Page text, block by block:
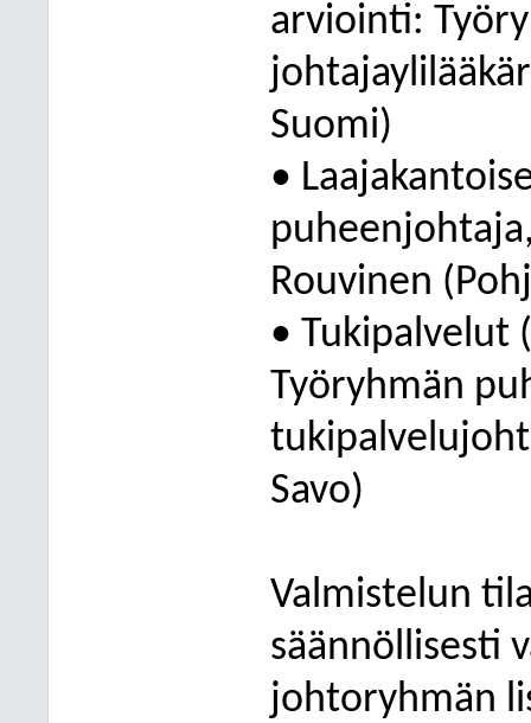
arviointi:
Suomi)
•
Rouvinen
• Tukipalvelut
Työryhmän
Savo)
Valmistelun
säännöllisesti
johtoryhmän